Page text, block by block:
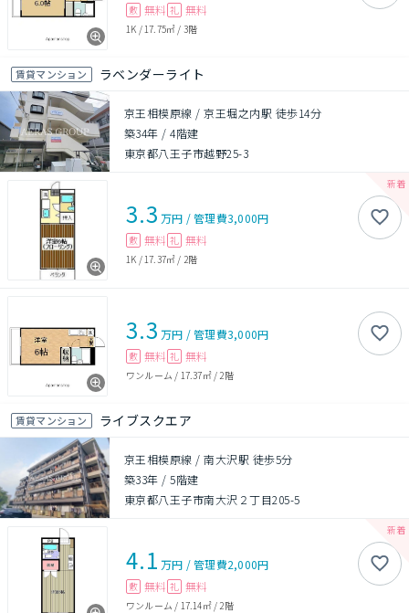
敷 無料 礼 無料
1K / 17.75㎡ / 3階
賃貸マンション ラベンダーライト
京王相模原線 / 京王堀之内駅 徒歩14分
築34年 /4階建
東京都八王子市越野25-3
3.3 万円 /管理費3,000円
敷 無料 礼 無料
1K / 17.37㎡ / 2階
3.3 万円 /管理費3,000円
敷 無料 礼 無料
ワンルーム / 17.37㎡/ 2階
賃貸マンション ライブスクエア
京王相模原線 / 南大沢駅 徒歩5分
築33年 /5階建
東京都八王子市南大沢２丁目205-5
4.1 万円 /管理費2,000円
敷 無料 礼 無料
ワンルーム / 17.14㎡/ 2階